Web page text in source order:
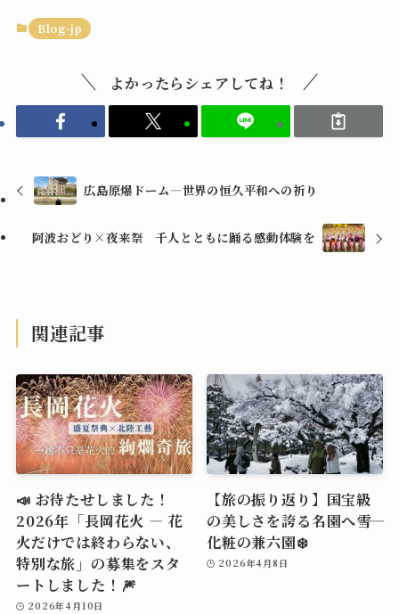
Blog-jp
よかったらシェアしてね！
広島原爆ドーム—世界の恒久平和への祈り
阿波おどり×夜来祭 千人とともに踊る感動体験を
関連記事
📣 お待たせしました！
2026年「長岡花火 ― 花
火だけでは終わらない、
特別な旅」の募集をスタ
ートしました！🎆
2026年4月10日
【旅の振り返り】国宝級
の美しさを誇る名園へ――雪
化粧の兼六園❄️
2026年4月8日